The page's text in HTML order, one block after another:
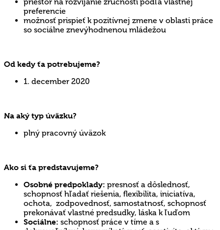
preferencie
možnosť prispieť k pozitívnej zmene v oblasti práce
so sociálne znevýhodnenou mládežou
Od kedy ťa potrebujeme?
1. december 2020
Na aký typ úväzku?
plný pracovný úväzok
Ako si ťa predstavujeme?
Osobné predpoklady: presnosť a dôslednosť,
schopnosť hľadať riešenia, flexibilita, iniciatíva,
ochota, zodpovednosť, samostatnosť, schopnosť
prekonávať vlastné predsudky, láska k ľuďom
Sociálne: schopnosť práce v tíme a s